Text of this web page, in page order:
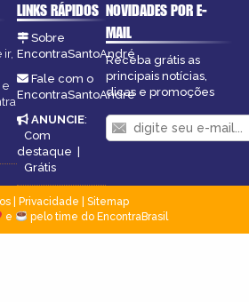
ir,
e
LINKS RÁPIDOS
Sobre
EncontraSantoAndré
Fale com o
EncontraSantoAndré
ANUNCIE:
Com
destaque
Grátis
NOVIDADES POR E-
MAIL
Receba grátis as
principais notícias,
dicas e promoções
| Privacidade
Sitemap
e pelo time do EncontraBrasil